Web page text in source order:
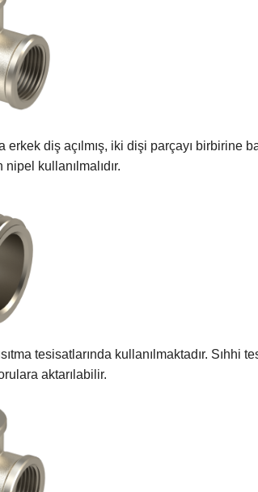
erkek diş açılmış, iki dişi parçayı birbirine
kullanılmalıdır.
tesisatlarında kullanılmaktadır. Sıhhi
aktarılabilir.